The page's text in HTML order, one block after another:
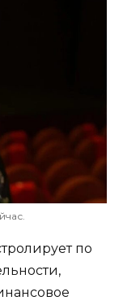
по